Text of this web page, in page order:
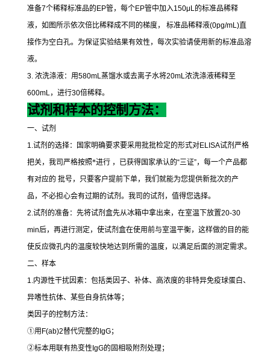
准备7个稀释标准品的EP管，每个EP管中加入150μL的标准品稀释
液，如图所示依次倍比稀释成不同的梯度，
标准品稀释液(0pg/mL)直
接作为空白孔。为保证实验结果有效性，每次实验请使用新的标准品溶
液。
3. 浓洗涤液：用580mL蒸馏水或去离子水将20mL浓洗涤液稀释至
600mL，进行30倍稀释。
试剂和样本的控制方法：
一、试剂
1.试剂的选择：国家明确要求要采用批批检定的形式对ELISA试剂严格
把关，我司严格按照*进行 ，已获得国家承认的“三证”，每一个产品都
有对应的 批号，只要客户提前下单，我们就能为您提供新批次的产
品，不必担心会有过期的试剂。我司的试剂，值得您选择。
2.试剂的准备：先将试剂盒先从冰箱中拿出来，在室温下放置20-30
min后，再进行测定，使试剂盒在使用前与室温平衡，这样做的目的能
使反应微孔内的温度较快地达到所需的温度，以满足后面的测定需求。
二、样本
1.内源性干扰因素：包括类因子、补体、高浓度的非特异免疫球蛋白、
异嗜性抗体、某些自身抗体等；
类因子的控制方法：
①用 F(ab)2替代完整的 IgG；
②标本用联有热变性 IgG的固相吸附剂处理；